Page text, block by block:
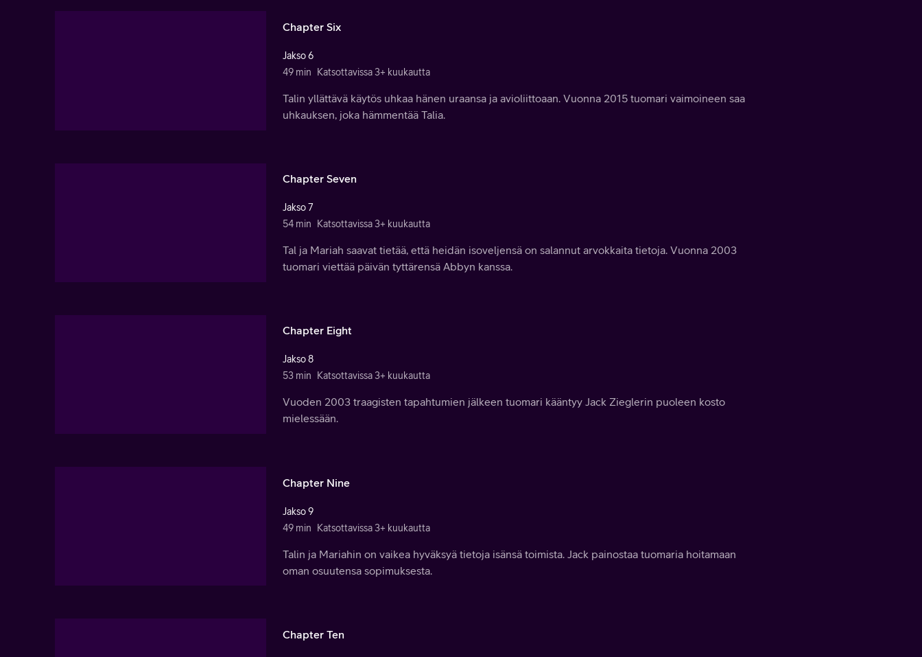
Chapter Six
Jakso 6
49 min
Katsottavissa 3+ kuukautta
Talin yllättävä käytös uhkaa hänen uraansa ja avioliittoaan. Vuonna 2015 tuomari vaimoineen saa
uhkauksen, joka hämmentää Talia.
Chapter Seven
Jakso 7
54 min
Katsottavissa 3+ kuukautta
Tal ja Mariah saavat tietää, että heidän isoveljensä on salannut arvokkaita tietoja. Vuonna 2003
tuomari viettää päivän tyttärensä Abbyn kanssa.
Chapter Eight
Jakso 8
53 min
Katsottavissa 3+ kuukautta
Vuoden 2003 traagisten tapahtumien jälkeen tuomari kääntyy Jack Zieglerin puoleen kosto
mielessään.
Chapter Nine
Jakso 9
49 min
Katsottavissa 3+ kuukautta
Talin ja Mariahin on vaikea hyväksyä tietoja isänsä toimista. Jack painostaa tuomaria hoitamaan
oman osuutensa sopimuksesta.
Chapter Ten